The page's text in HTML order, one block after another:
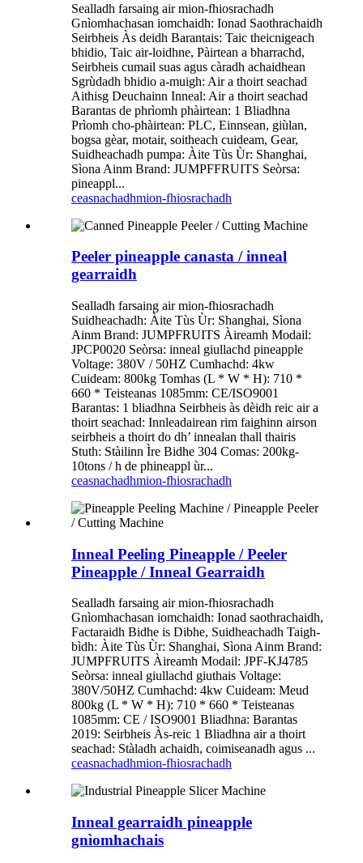
Sealladh farsaing air mion-fhiosrachadh
Gnìomhachasan iomchaidh: Ionad Saothrachaidh
Seirbheis Às deidh Barantais: Taic theicnigeach
bhidio, Taic air-loidhne, Pàirtean a bharrachd,
Seirbheis cumail suas agus càradh achaidhean
Sgrùdadh bhidio a-muigh: Air a thoirt seachad
Aithisg Deuchainn Inneal: Air a thoirt seachad
Barantas de phrìomh phàirtean: 1 Bliadhna
Prìomh cho-phàirtean: PLC, Einnsean, giùlan,
bogsa gèar, motair, soitheach cuideam, Gear,
Suidheachadh pumpa: Àite Tùs Ùr: Shanghai,
Sìona Ainm Brand: JUMPFFRUITS Seòrsa:
pineappl...
ceasnachadhmion-fhiosrachadh
Peeler pineapple canasta / inneal
gearraidh
Sealladh farsaing air mion-fhiosrachadh
Suidheachadh: Àite Tùs Ùr: Shanghai, Sìona
Ainm Brand: JUMPFRUITS Àireamh Modail:
JPCP0020 Seòrsa: inneal giullachd pineapple
Voltage: 380V / 50HZ Cumhachd: 4kw
Cuideam: 800kg Tomhas (L * W * H): 710 *
660 * Teisteanas 1085mm: CE/ISO9001
Barantas: 1 bliadhna Seirbheis às dèidh reic air a
thoirt seachad: Innleadairean rim faighinn airson
seirbheis a thoirt do dh’ innealan thall thairis
Stuth: Stàilinn Ìre Bidhe 304 Comas: 200kg-
10tons / h de phineappl ùr...
ceasnachadhmion-fhiosrachadh
Inneal Peeling Pineapple / Peeler
Pineapple / Inneal Gearraidh
Sealladh farsaing air mion-fhiosrachadh
Gnìomhachasan iomchaidh: Ionad saothrachaidh,
Factaraidh Bidhe is Dibhe, Suidheachadh Taigh-
bìdh: Àite Tùs Ùr: Shanghai, Sìona Ainm Brand:
JUMPFRUITS Àireamh Modail: JPF-KJ4785
Seòrsa: inneal giullachd giuthais Voltage:
380V/50HZ Cumhachd: 4kw Cuideam: Meud
800kg (L * W * H): 710 * 660 * Teisteanas
1085mm: CE / ISO9001 Bliadhna: Barantas
2019: Seirbheis Às-reic 1 Bliadhna air a thoirt
seachad: Stàladh achaidh, coimiseanadh agus ...
ceasnachadhmion-fhiosrachadh
Inneal gearraidh pineapple
gnìomhachais